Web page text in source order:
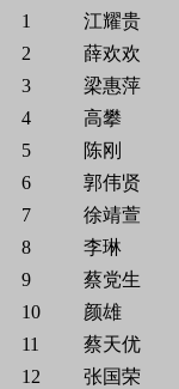
1
江耀贵
2
薛欢欢
3
梁惠萍
4
高攀
5
陈刚
6
郭伟贤
7
徐靖萱
8
李琳
9
蔡党生
10
颜雄
11
蔡天优
12
张国荣